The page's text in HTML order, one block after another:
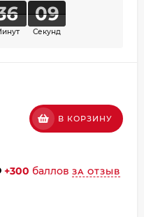
09
Секунд
В КОРЗИНУ
+300 баллов ЗА ОТЗЫВ
раз в